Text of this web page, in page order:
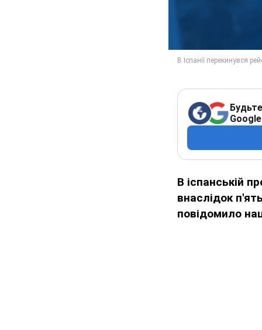
Google
В іспанській
внаслідок
повідомило